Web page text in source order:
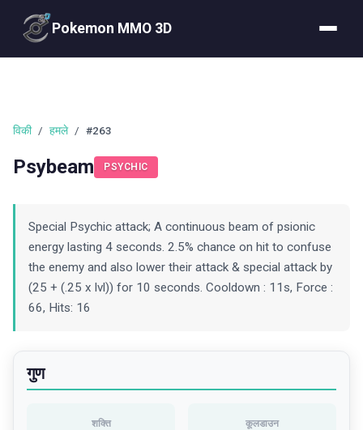
Pokemon MMO 3D
विकी / हमले / #263
Psybeam PSYCHIC
Special Psychic attack; A continuous beam of psionic
energy lasting 4 seconds. 2.5% chance on hit to confuse
the enemy and also lower their attack & special attack by
(25 + (.25 x lvl)) for 10 seconds. Cooldown : 11s, Force :
66, Hits: 16
गुण
शक्ति कूलडाउन